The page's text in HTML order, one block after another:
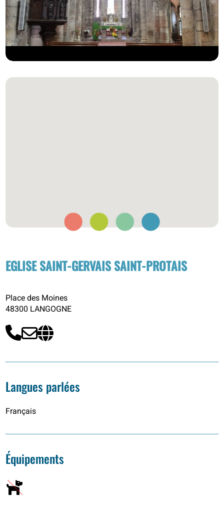
EGLISE SAINT-GERVAIS SAINT-PROTAIS
Place des Moines
48300 LANGOGNE
Langues parlées
Français
Équipements